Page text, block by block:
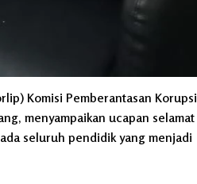
Komisi Pemberantasan Korupsi
menyampaikan ucapan selamat
seluruh pendidik yang menjadi